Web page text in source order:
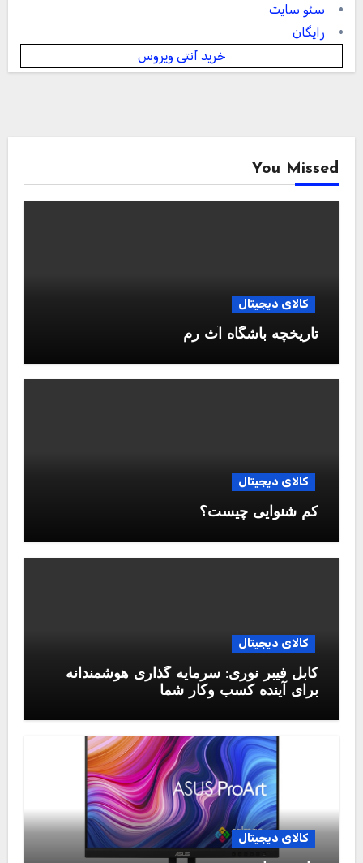
سئو سایت
رایگان
خرید آنتی ویروس
You Missed
کالای دیجیتال
تاریخچه باشگاه آث رم
کالای دیجیتال
کم شنوایی چیست؟
کالای دیجیتال
کابل فیبر نوری: سرمایه گذاری هوشمندانه
برای آینده کسب وکار شما
کالای دیجیتال